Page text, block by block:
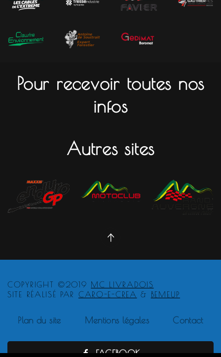
Pour recevoir toutes nos
infos
Autres sites
COPYRIGHT ©2019 MC LIVRADOIS
SITE RÉALISÉ PAR CARO-E-CREA & BEMEUP
Plan du site Mentions légales Contact
FACEBOOK